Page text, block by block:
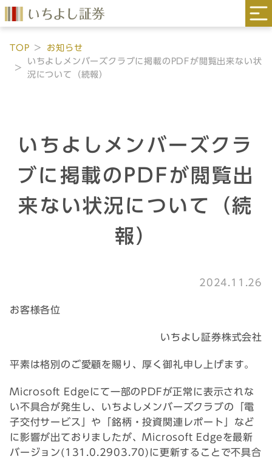
TOP
お知らせ
いちよしメンバーズクラブに掲載のPDFが閲覧出来ない状
況について（続報）
いちよしメンバーズクラ
ブに掲載のPDFが閲覧出
来ない状況について（続
報）
2024.11.26
お客様各位
いちよし証券株式会社
平素は格別のご愛顧を賜り、厚く御礼申し上げます。
Microsoft Edgeにて一部のPDFが正常に表示されな
い不具合が発生し、いちよしメンバーズクラブの「電
子交付サービス」や「銘柄・投資関連レポート」など
に影響が出ておりましたが、Microsoft Edgeを最新
バージョン(131.0.2903.70)に更新することで不具合